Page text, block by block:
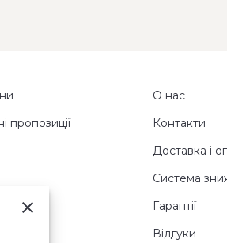
пропозиції
О нас
Контакти
Доставка і
Система
Гарантії
Відгуки